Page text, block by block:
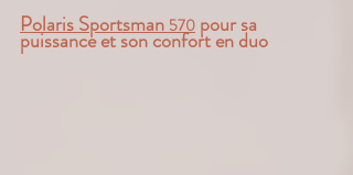
Polaris Sportsman 570 pour sa
puissance et son confort en duo